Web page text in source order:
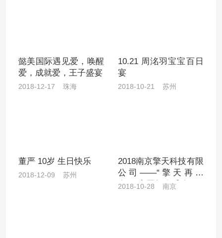
懿美国际遇见爱，唤醒
爱，成就爱，王子盛宴
2018-12-17 珠海
10.21 周洺羽宝宝百日
宴
2018-10-21 苏州
董严 10岁 生日快乐
2018-12-09 苏州
2018南京擎天科技有限
公司——“擎天再出
发”二十周年欢乐跑
2018-10-28 南京